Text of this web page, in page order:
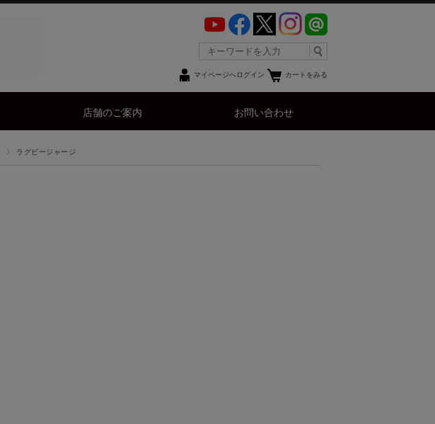
マイページへログイン カートをみる
店舗のご案内 お問い合わせ
ラグビージャージ